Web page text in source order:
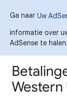
Ga naar Uw
informatie over
AdSense te halen.
Western